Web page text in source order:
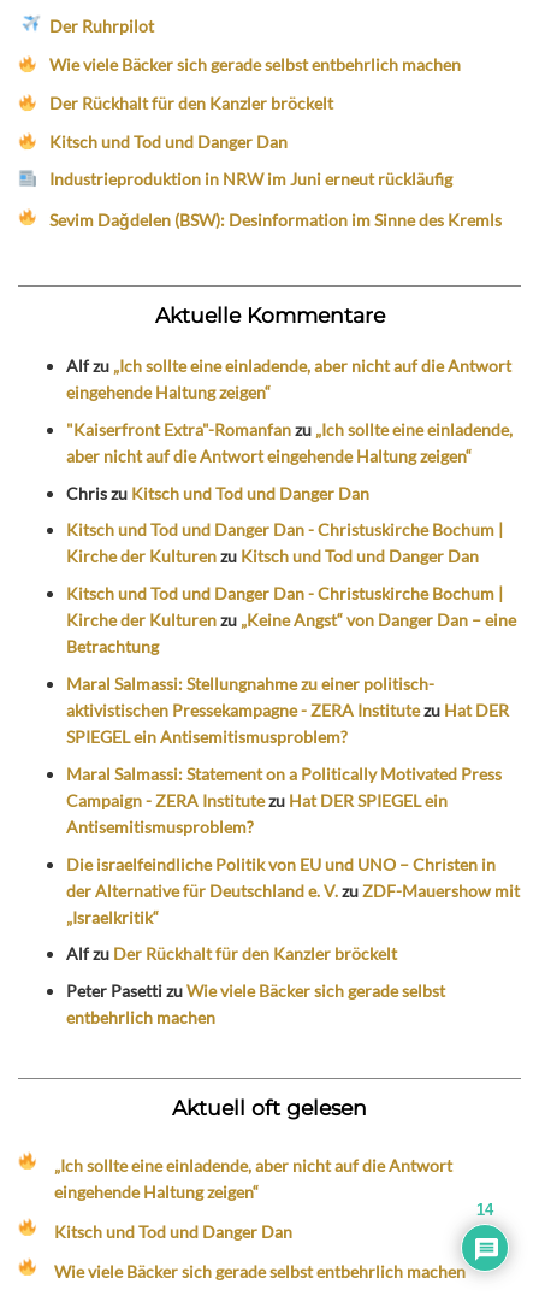
Der Ruhrpilot
Wie viele Bäcker sich gerade selbst entbehrlich machen
Der Rückhalt für den Kanzler bröckelt
Kitsch und Tod und Danger Dan
Industrieproduktion in NRW im Juni erneut rückläufig
Sevim Dağdelen (BSW): Desinformation im Sinne des Kremls
Aktuelle Kommentare
Alfzu „Ich sollte eine einladende, aber nicht auf die Antwort
eingehende Haltung zeigen“
"Kaiserfront Extra"-Romanfanzu „Ich sollte eine einladende,
aber nicht auf die Antwort eingehende Haltung zeigen“
Chriszu Kitsch und Tod und Danger Dan
Kitsch und Tod und Danger Dan - Christuskirche Bochum |
Kirche der Kulturenzu Kitsch und Tod und Danger Dan
Kitsch und Tod und Danger Dan - Christuskirche Bochum |
Kirche der Kulturenzu „Keine Angst“ von Danger Dan – eine
Betrachtung
Maral Salmassi: Stellungnahme zu einer politisch-
aktivistischen Pressekampagne - ZERA Institutezu Hat DER
SPIEGEL ein Antisemitismusproblem?
Maral Salmassi: Statement on a Politically Motivated Press
Campaign - ZERA Institutezu Hat DER SPIEGEL ein
Antisemitismusproblem?
Die israelfeindliche Politik von EU und UNO – Christen in
der Alternative für Deutschland e. V.zuZDF-Mauershow mit
„Israelkritik“
Alfzu Der Rückhalt für den Kanzler bröckelt
Peter PasettizuWie viele Bäcker sich gerade selbst
entbehrlich machen
Aktuell oft gelesen
„Ich sollte eine einladende, aber nicht auf die Antwort
eingehende Haltung zeigen“
Kitsch und Tod und Danger Dan
Wie viele Bäcker sich gerade selbst entbehrlich machen
14